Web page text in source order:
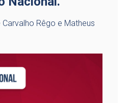
Rêgo e Matheus